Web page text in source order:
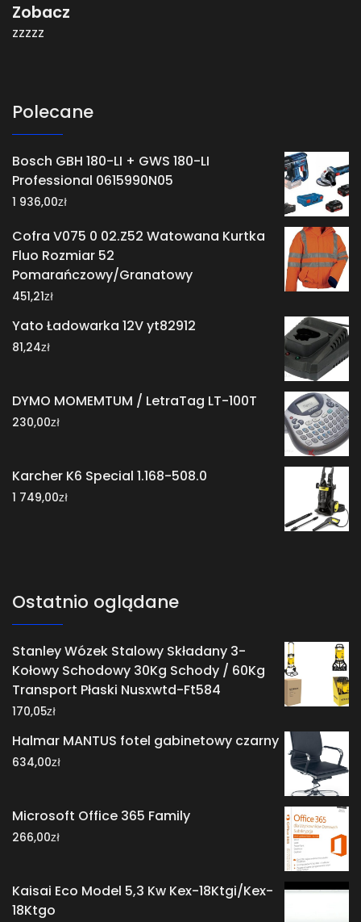
Zobacz
zzzzz
Polecane
Bosch GBH 180-LI + GWS 180-LI
Professional 0615990N05
1 936,00zł
Cofra V075 0 02.Z52 Watowana Kurtka
Fluo Rozmiar 52
Pomarańczowy/Granatowy
451,21zł
Yato Ładowarka 12V yt82912
81,24zł
DYMO MOMEMTUM / LetraTag LT-100T
230,00zł
Karcher K6 Special 1.168-508.0
1 749,00zł
Ostatnio oglądane
Stanley Wózek Stalowy Składany 3-
Kołowy Schodowy 30Kg Schody / 60Kg
Transport Płaski Nusxwtd-Ft584
170,05zł
Halmar MANTUS fotel gabinetowy czarny
634,00zł
Microsoft Office 365 Family
266,00zł
Kaisai Eco Model 5,3 Kw Kex-18Ktgi/Kex-
18Ktgo